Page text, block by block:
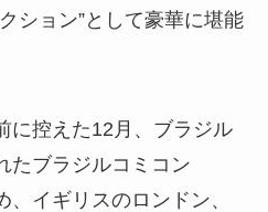
ション”として豪華に堪能
に控えた12月、ブラジル
たブラジルコミコン
、イギリスのロンドン、